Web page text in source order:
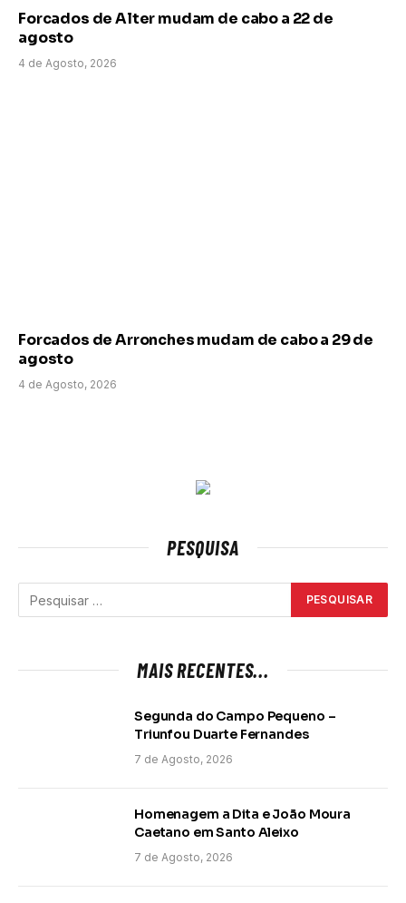
Forcados de Alter mudam de cabo a 22 de
agosto
4 de Agosto, 2026
Forcados de Arronches mudam de cabo a 29 de
agosto
4 de Agosto, 2026
PESQUISA
MAIS RECENTES...
Segunda do Campo Pequeno –
Triunfou Duarte Fernandes
7 de Agosto, 2026
Homenagem a Dita e João Moura
Caetano em Santo Aleixo
7 de Agosto, 2026